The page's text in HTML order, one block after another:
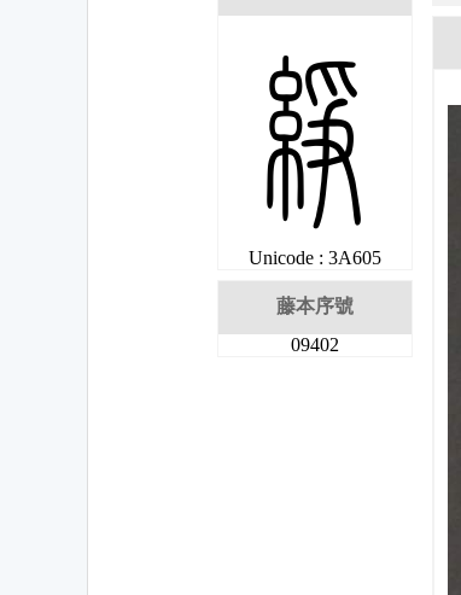
琅
Unicode : 3A605
藤本序號
09402